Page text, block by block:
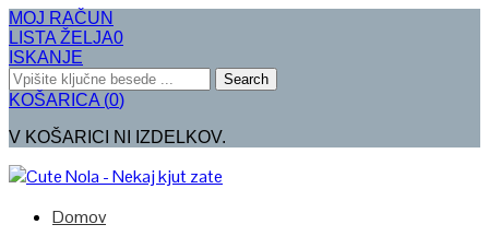
MOJ RAČUN
LISTA ŽELJA0
ISKANJE
Search
KOŠARICA (0)
V KOŠARICI NI IZDELKOV.
Domov